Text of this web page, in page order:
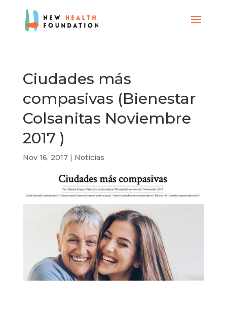
Ciudades más
compasivas (Bienestar
Colsanitas Noviembre
2017 )
Nov 16, 2017| Noticias